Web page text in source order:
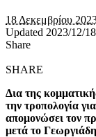
18 Δεκεμβρίου
Updated 2023/12/
Share
SHARE
Δια της
την τροπολογία
απομονώσει τον
μετά το